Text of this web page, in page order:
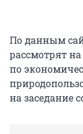
По данным
рассмотрят
по
на заседание